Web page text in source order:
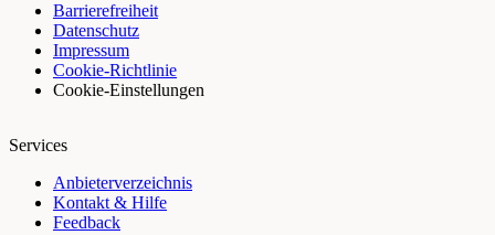
Barrierefreiheit
Datenschutz
Impressum
Cookie-Richtlinie
Cookie-Einstellungen
Services
Anbieterverzeichnis
Kontakt & Hilfe
Feedback